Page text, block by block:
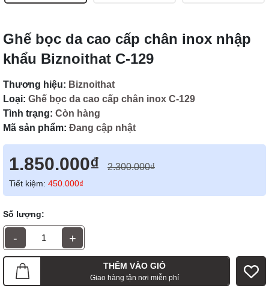
Ghế bọc da cao cấp chân inox nhập
khẩu Biznoithat C-129
Thương hiệu: Biznoithat
Loại: Ghế bọc da cao cấp chân inox C-129
Tình trạng: Còn hàng
Mã sản phẩm: Đang cập nhật
1.850.000₫ 2.300.000₫
Tiết kiệm: 450.000₫
Số lượng:
- +
THÊM VÀO GIỎ
Giao hàng tận nơi miễn phí